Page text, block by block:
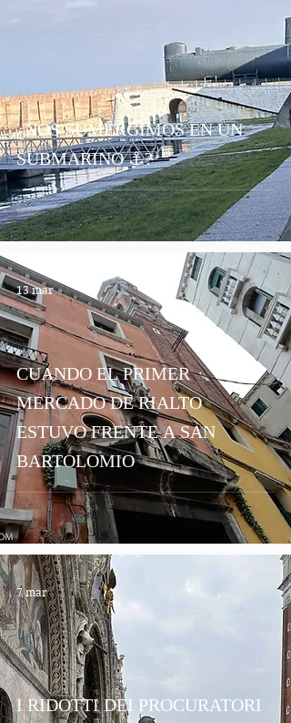
¿NOS SUMERGIMOS EN UN
SUBMARINO ⚓?
CUANDO EL PRIMER
MERCADO DE RIALTO
ESTUVO FRENTE A SAN
BARTOLOMIO
13 mar
I RIDOTTI DEI PROCURATORI
7 mar